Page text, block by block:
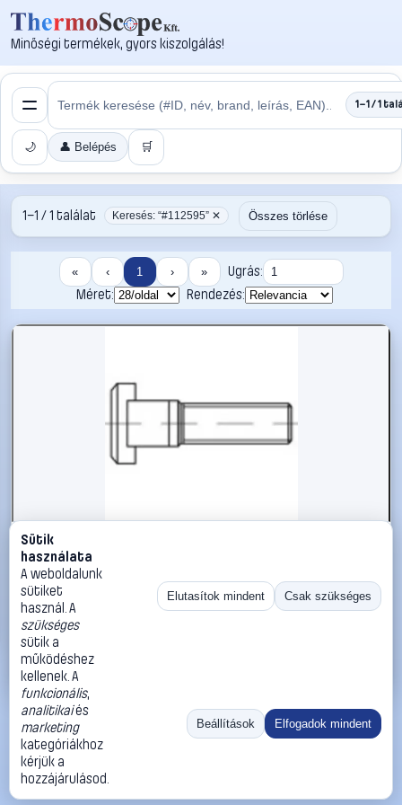
Minőségi termékek, gyors kiszolgálás!
1–1 / 1
🌙 👤 Belépés 🛒
1–1 / 1 találat Keresés: “#112595” ✕ Összes törlése
« ‹ 1 › »
Ugrás:
Méret:
Rendezés:
#112595
TOOLCRAFT 112595 Stiftcsavarok M16 35 mm DIN 835 Acél
25 db
TOOLCRAFT Metrikus csavarok
16 990 Ft
Kosárba
«
Ugrás:
Méret:
Rendezés:
©2026
ThermoScope
ÁSZF
Cégbemutató
Sütik
használata
A weboldalunk
sütiket
használ. A
szükséges
sütik a
működéshez
kellenek. A
funkcionális,
analitikaiés
marketing
kategóriákhoz
kérjük a
hozzájárulásod.
Elutasítok mindent Csak szükséges
Beállítások Elfogadok mindent